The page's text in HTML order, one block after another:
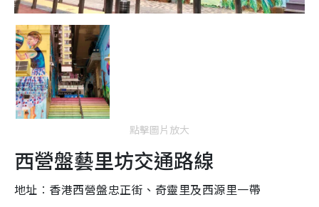
點擊圖片放大
西營盤藝里坊交通路線
地址︰香港西營盤忠正街、奇靈里及西源里一帶